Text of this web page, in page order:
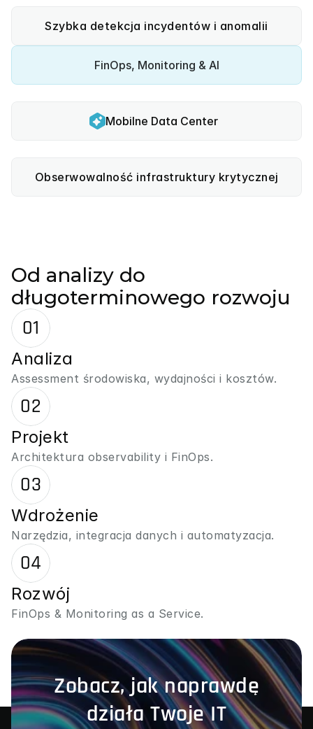
Szybka detekcja incydentów i anomalii
FinOps, Monitoring & AI
Mobilne Data Center
Obserwowalność infrastruktury krytycznej
Od analizy do
długoterminowego rozwoju
01
Analiza
Assessment środowiska, wydajności i kosztów.
02
Projekt
Architektura observability i FinOps.
03
Wdrożenie
Narzędzia, integracja danych i automatyzacja.
04
Rozwój
FinOps & Monitoring as a Service.
Zobacz, jak naprawdę
działa Twoje IT